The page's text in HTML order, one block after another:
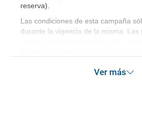
reserva)
Las condiciones de esta campaña
durante la vigencia de la misma. Las
Ver más